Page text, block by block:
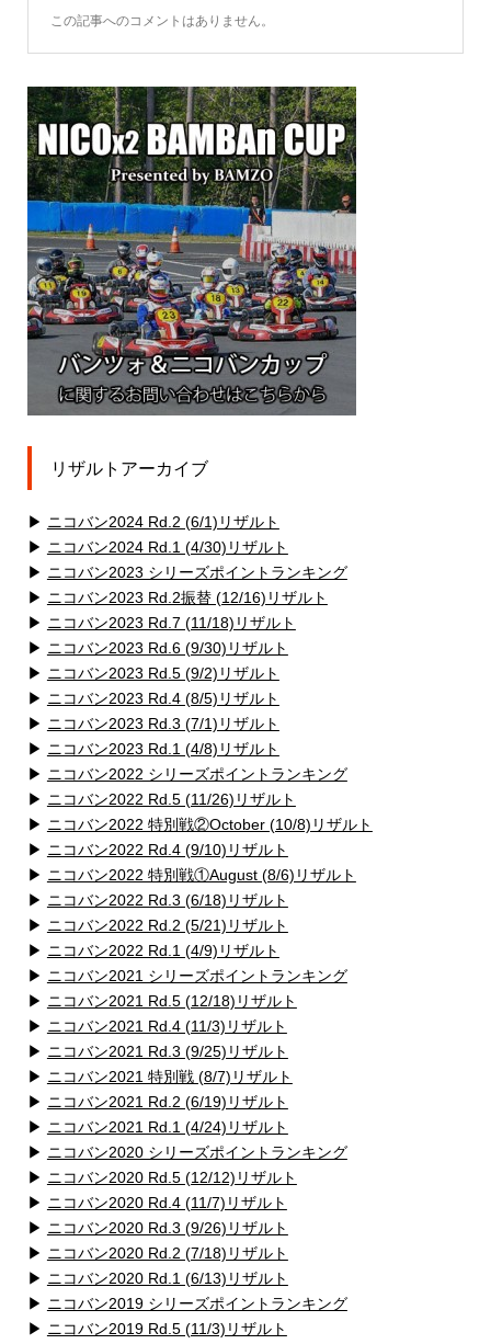
この記事へのコメントはありません。
リザルトアーカイブ
▶ ニコバン2024 Rd.2 (6/1)リザルト
▶ ニコバン2024 Rd.1 (4/30)リザルト
▶ ニコバン2023 シリーズポイントランキング
▶ ニコバン2023 Rd.2振替 (12/16)リザルト
▶ ニコバン2023 Rd.7 (11/18)リザルト
▶ ニコバン2023 Rd.6 (9/30)リザルト
▶ ニコバン2023 Rd.5 (9/2)リザルト
▶ ニコバン2023 Rd.4 (8/5)リザルト
▶ ニコバン2023 Rd.3 (7/1)リザルト
▶ ニコバン2023 Rd.1 (4/8)リザルト
▶ ニコバン2022 シリーズポイントランキング
▶ ニコバン2022 Rd.5 (11/26)リザルト
▶ ニコバン2022 特別戦②October (10/8)リザルト
▶ ニコバン2022 Rd.4 (9/10)リザルト
▶ ニコバン2022 特別戦①August (8/6)リザルト
▶ ニコバン2022 Rd.3 (6/18)リザルト
▶ ニコバン2022 Rd.2 (5/21)リザルト
▶ ニコバン2022 Rd.1 (4/9)リザルト
▶ ニコバン2021 シリーズポイントランキング
▶ ニコバン2021 Rd.5 (12/18)リザルト
▶ ニコバン2021 Rd.4 (11/3)リザルト
▶ ニコバン2021 Rd.3 (9/25)リザルト
▶ ニコバン2021 特別戦 (8/7)リザルト
▶ ニコバン2021 Rd.2 (6/19)リザルト
▶ ニコバン2021 Rd.1 (4/24)リザルト
▶ ニコバン2020 シリーズポイントランキング
▶ ニコバン2020 Rd.5 (12/12)リザルト
▶ ニコバン2020 Rd.4 (11/7)リザルト
▶ ニコバン2020 Rd.3 (9/26)リザルト
▶ ニコバン2020 Rd.2 (7/18)リザルト
▶ ニコバン2020 Rd.1 (6/13)リザルト
▶ ニコバン2019 シリーズポイントランキング
▶ ニコバン2019 Rd.5 (11/3)リザルト